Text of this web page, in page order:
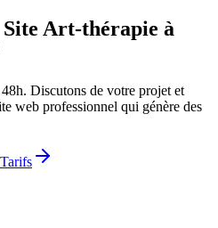
Art-thérapie à
48h. Discutons de votre projet et
web professionnel qui génère des